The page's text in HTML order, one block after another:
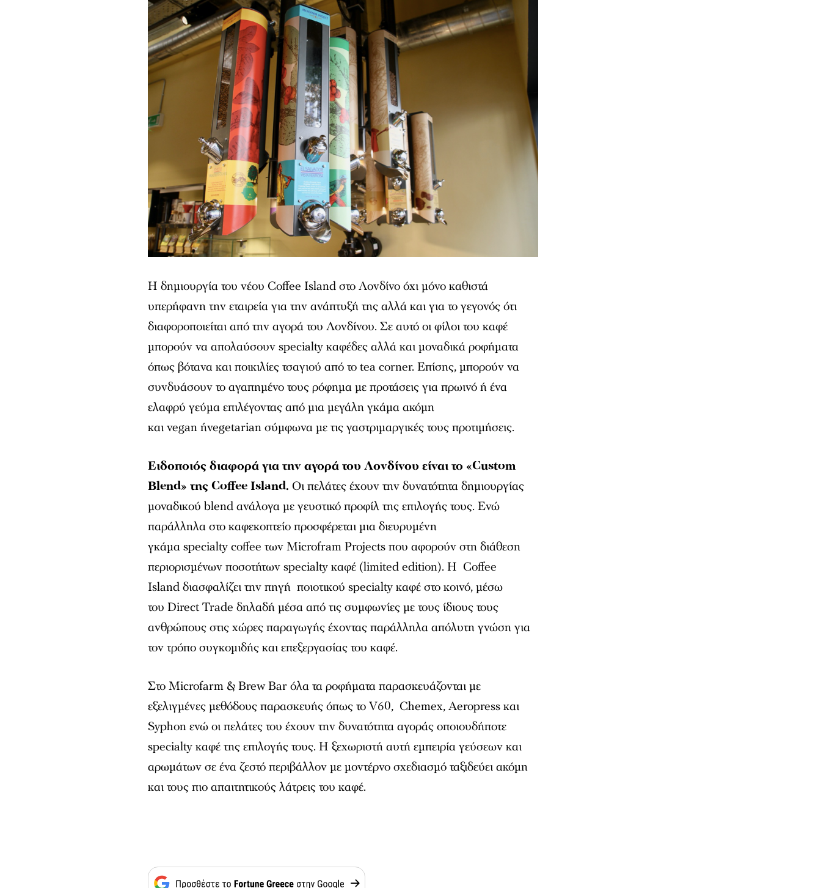
Η δημιουργία του νέου Coffee Island στο Λονδίνο όχι μόνο καθιστά
υπερήφανη την εταιρεία για την ανάπτυξή της αλλά και για το γεγονός ότι
διαφοροποιείται από την αγορά του Λονδίνου. Σε αυτό οι φίλοι του καφέ
μπορούν να απολαύσουν specialty καφέδες αλλά και μοναδικά ροφήματα
όπως βότανα και ποικιλίες τσαγιού από το tea corner. Επίσης, μπορούν να
συνδυάσουν το αγαπημένο τους ρόφημα με προτάσεις για πρωινό ή ένα
ελαφρύ γεύμα επιλέγοντας από μια μεγάλη γκάμα ακόμη
και vegan ήvegetarian σύμφωνα με τις γαστριμαργικές τους προτιμήσεις.
Ειδοποιός διαφορά για την αγορά του Λονδίνου είναι το «Custom
Blend» της Coffee Island. Οι πελάτες έχουν την δυνατότητα δημιουργίας
μοναδικού blend ανάλογα με γευστικό προφίλ της επιλογής τους. Ενώ
παράλληλα στο καφεκοπτείο προσφέρεται μια διευρυμένη
γκάμα specialty coffee των Microfram Projects που αφορούν στη διάθεση
περιορισμένων ποσοτήτων specialty καφέ (limited edition). Η Coffee
Island διασφαλίζει την πηγή ποιοτικού specialty καφέ στο κοινό, μέσω
του Direct Trade δηλαδή μέσα από τις συμφωνίες με τους ίδιους τους
ανθρώπους στις χώρες παραγωγής έχοντας παράλληλα απόλυτη γνώση για
τον τρόπο συγκομιδής και επεξεργασίας του καφέ.
Στο Microfarm & Brew Bar όλα τα ροφήματα παρασκευάζονται με
εξελιγμένες μεθόδους παρασκευής όπως το V60, Chemex, Aeropress και
Syphon ενώ οι πελάτες του έχουν την δυνατότητα αγοράς οποιουδήποτε
specialty καφέ της επιλογής τους. Η ξεχωριστή αυτή εμπειρία γεύσεων και
αρωμάτων σε ένα ζεστό περιβάλλον με μοντέρνο σχεδιασμό ταξιδεύει ακόμη
και τους πιο απαιτητικούς λάτρεις του καφέ.